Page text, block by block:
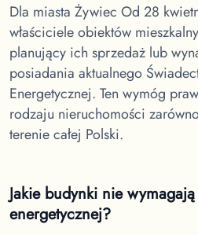
Dla miasta Żywiec Od 28
właściciele obiektów
planujący ich sprzedaż lub
posiadania aktualnego
Energetycznej. Ten wymóg
rodzaju nieruchomości
terenie całej Polski.
Jakie budynki nie
energetycznej?